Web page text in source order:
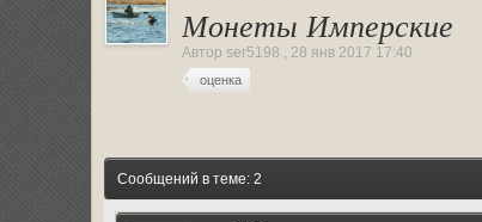
Монеты Имперские
Автор ser5198 , 28 янв 2017 17:40
оценка
Сообщений в теме: 2